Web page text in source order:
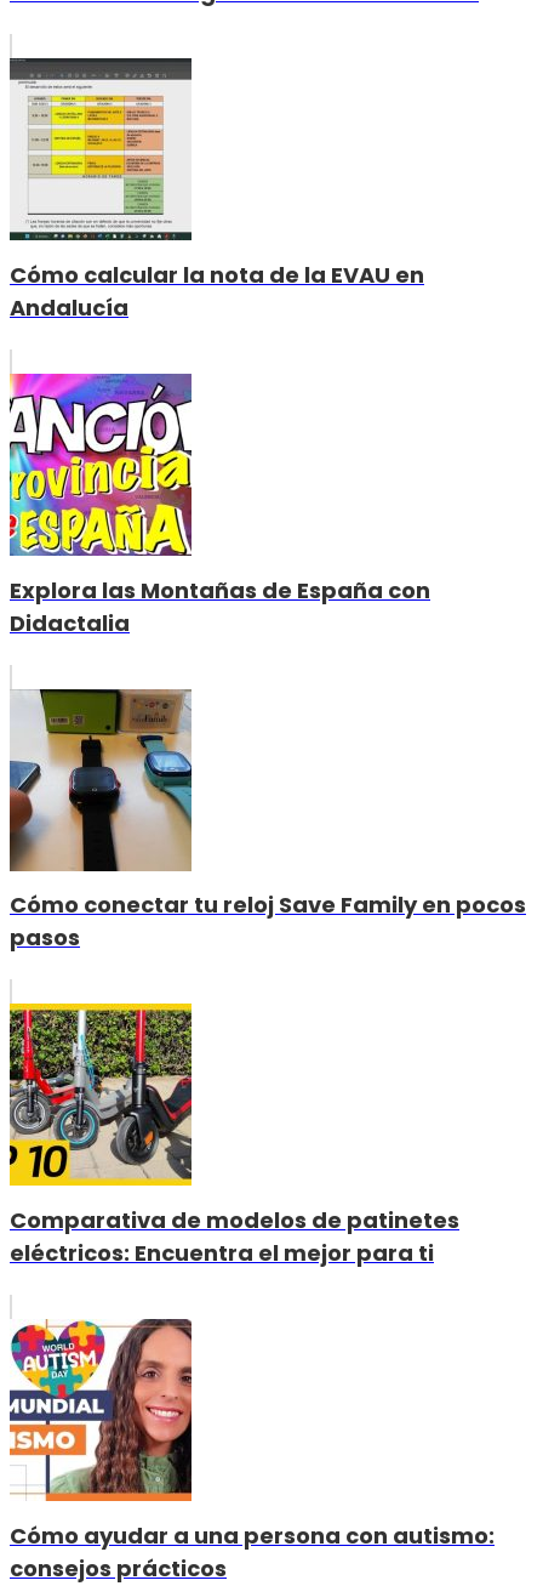
Cómo calcular la nota de la EVAU en
Andalucía
Explora las Montañas de España con
Didactalia
Cómo conectar tu reloj Save Family en pocos
pasos
Comparativa de modelos de patinetes
eléctricos: Encuentra el mejor para ti
Cómo ayudar a una persona con autismo:
consejos prácticos